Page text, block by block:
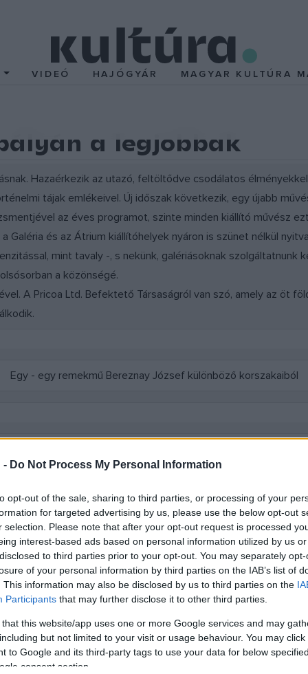
- Do Not Process My Personal Information
opt-out of the sale, sharing to third parties, or processing of your
for targeted advertising by us, please use the below opt-out
selection. Please note that after your opt-out request is processed
interest-based ads based on personal information utilized by us
to third parties prior to your opt-out. You may separately
of your personal information by third parties on the IAB’s list of
This information may also be disclosed by us to third parties on the
Participants that may further disclose it to other third parties.
that this website/app uses one or more Google services and may
but not limited to your visit or usage behaviour. You may
to Google and its third-party tags to use your data for below
consent section.
VIDEÓ HAJÓGYÁR MAGYAR KULTÚRA
a legjobbak
Hazaérkezik az utazó, feltöltődve csodálatos
tájak emlékeivel. Új időszak következik, egy újabb
az éves programot, szinte minden kiállító művész
Galéria és az Átrium kiállítóhelyek nyáron is szünet nélkül
mint tavaly -, s nekünk, galériásoknak szolgáltatnunk
a közönségé.
A Pricoa Ltd. Befektető Társaságról van szó, amely az öt
Egy - egy remekmű Bereznay József különböző korszakaiból
óta velük dolgozhatom a nagy kiállítótér, az Átrium
2003. január 2-ától pedig megnyithattam a galériámat Szalóky
számára.
Iványi Grünwald Béla, Mednyánszky László, Scheiber Hugó,
különlegességet. Persze azon fiatal festőművészek
esetben meglepőt hozni a mai kortárs festőművészetbe.
előzte meg ezt az időszakot. Sok év tanítás (rajz,
kerületben, a Kereskedelmi és Hitelbank galériájának
a Budapest Hilton dominikánus kerengője, a British
itthon, Tokióban és Cannes-ban.